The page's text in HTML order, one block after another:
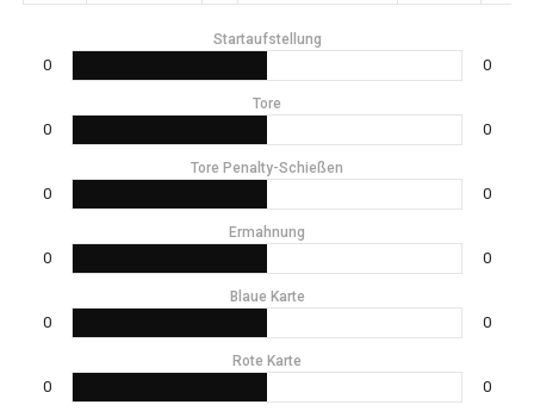
Startaufstellung
0 0
Tore
0 0
Tore Penalty-Schießen
0 0
Ermahnung
0 0
Blaue Karte
0 0
Rote Karte
0 0